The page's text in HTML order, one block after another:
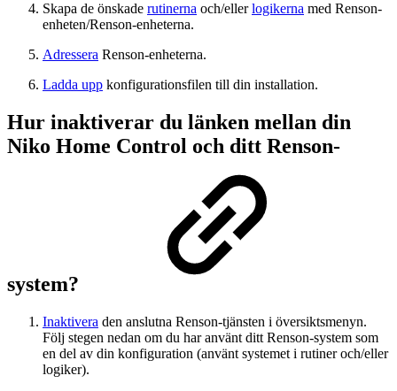
Skapa de önskade rutinerna och/ellerlogikerna med Renson-
enheten/Renson-enheterna.
Adressera Renson-enheterna.
Ladda upp konfigurationsfilen till din installation.
Hur inaktiverar du länken mellan din
Niko Home Control och ditt Renson-
system?
Inaktivera den anslutna Renson-tjänsten i översiktsmenyn.
Följ stegen nedan om du har använt ditt Renson-system som
en del av din konfiguration (använt systemet i rutiner och/eller
logiker).